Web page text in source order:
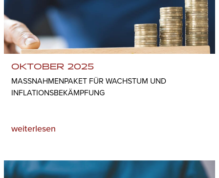
OKTOBER 2025
MASSNAHMENPAKET FÜR WACHSTUM UND I
NFLATIONSBEKÄMPFUNG
weiterlesen